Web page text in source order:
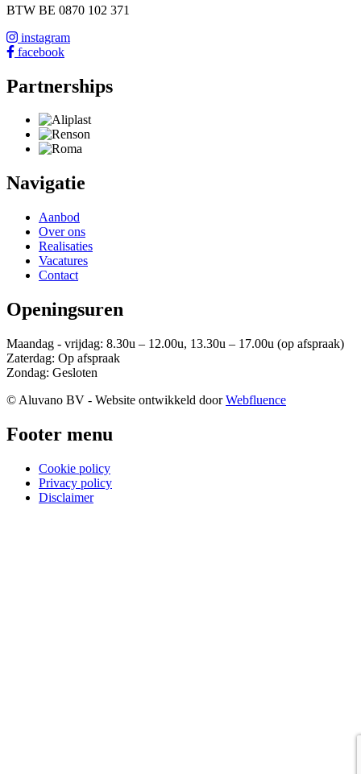
BTW BE 0870 102 371
instagram
facebook
Partnerships
Navigatie
Aanbod
Over ons
Realisaties
Vacatures
Contact
Openingsuren
Maandag - vrijdag: 8.30u – 12.00u, 13.30u – 17.00u (op afspraak)
Zaterdag: Op afspraak
Zondag: Gesloten
© Aluvano BV - Website ontwikkeld doorWebfluence
Footer menu
Cookie policy
Privacy policy
Disclaimer